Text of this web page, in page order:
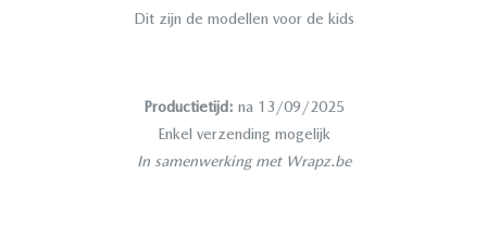
Dit zijn de modellen voor de kids
Productietijd: na 13/09/2025
Enkel verzending mogelijk
In samenwerking met Wrapz.be